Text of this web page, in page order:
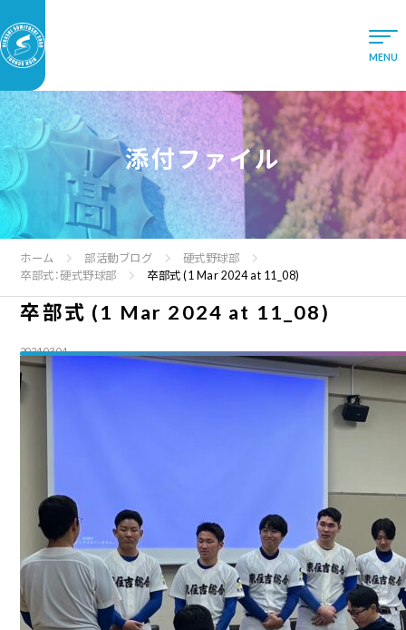
添付ファイル
ホーム 部活動ブログ
硬式野球部
卒部式：硬式野球部
卒部式 (1 Mar 2024 at 11_08)
卒部式 (1 Mar 2024 at 11_08)
2024.03.04